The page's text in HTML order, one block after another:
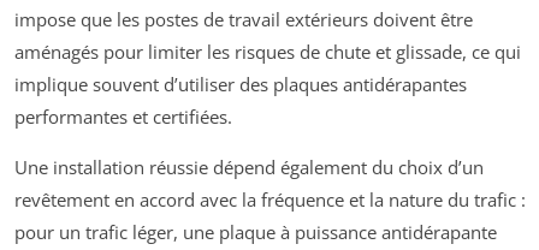
impose que les postes de travail extérieurs doivent être
aménagés pour limiter les risques de chute et glissade, ce qui
implique souvent d’utiliser des plaques antidérapantes
performantes et certifiées.
Une installation réussie dépend également du choix d’un
revêtement en accord avec la fréquence et la nature du trafic :
pour un trafic léger, une plaque à puissance antidérapante